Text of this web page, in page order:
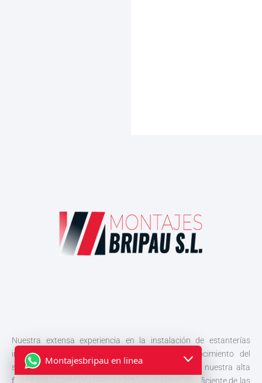
Nuestra extensa experiencia en la instalación de estanterías
industriales nos proporciona un profundo conocimiento del
sector. Gracias a una planificación meticulosa y a nuestra alta
fiabilidad, garantizamos un montaje y desmontaje eficiente de las
Montajesbripau en linea